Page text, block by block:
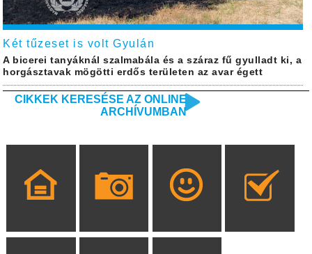
Két tűzeset is volt Gyulán
A bicerei tanyáknál szalmabála és a száraz fű gyulladt ki, a
horgásztavak mögötti erdős területen az avar égett
CIKKEK KERESÉSE AZ ONLINE
ARCHÍVUMBAN